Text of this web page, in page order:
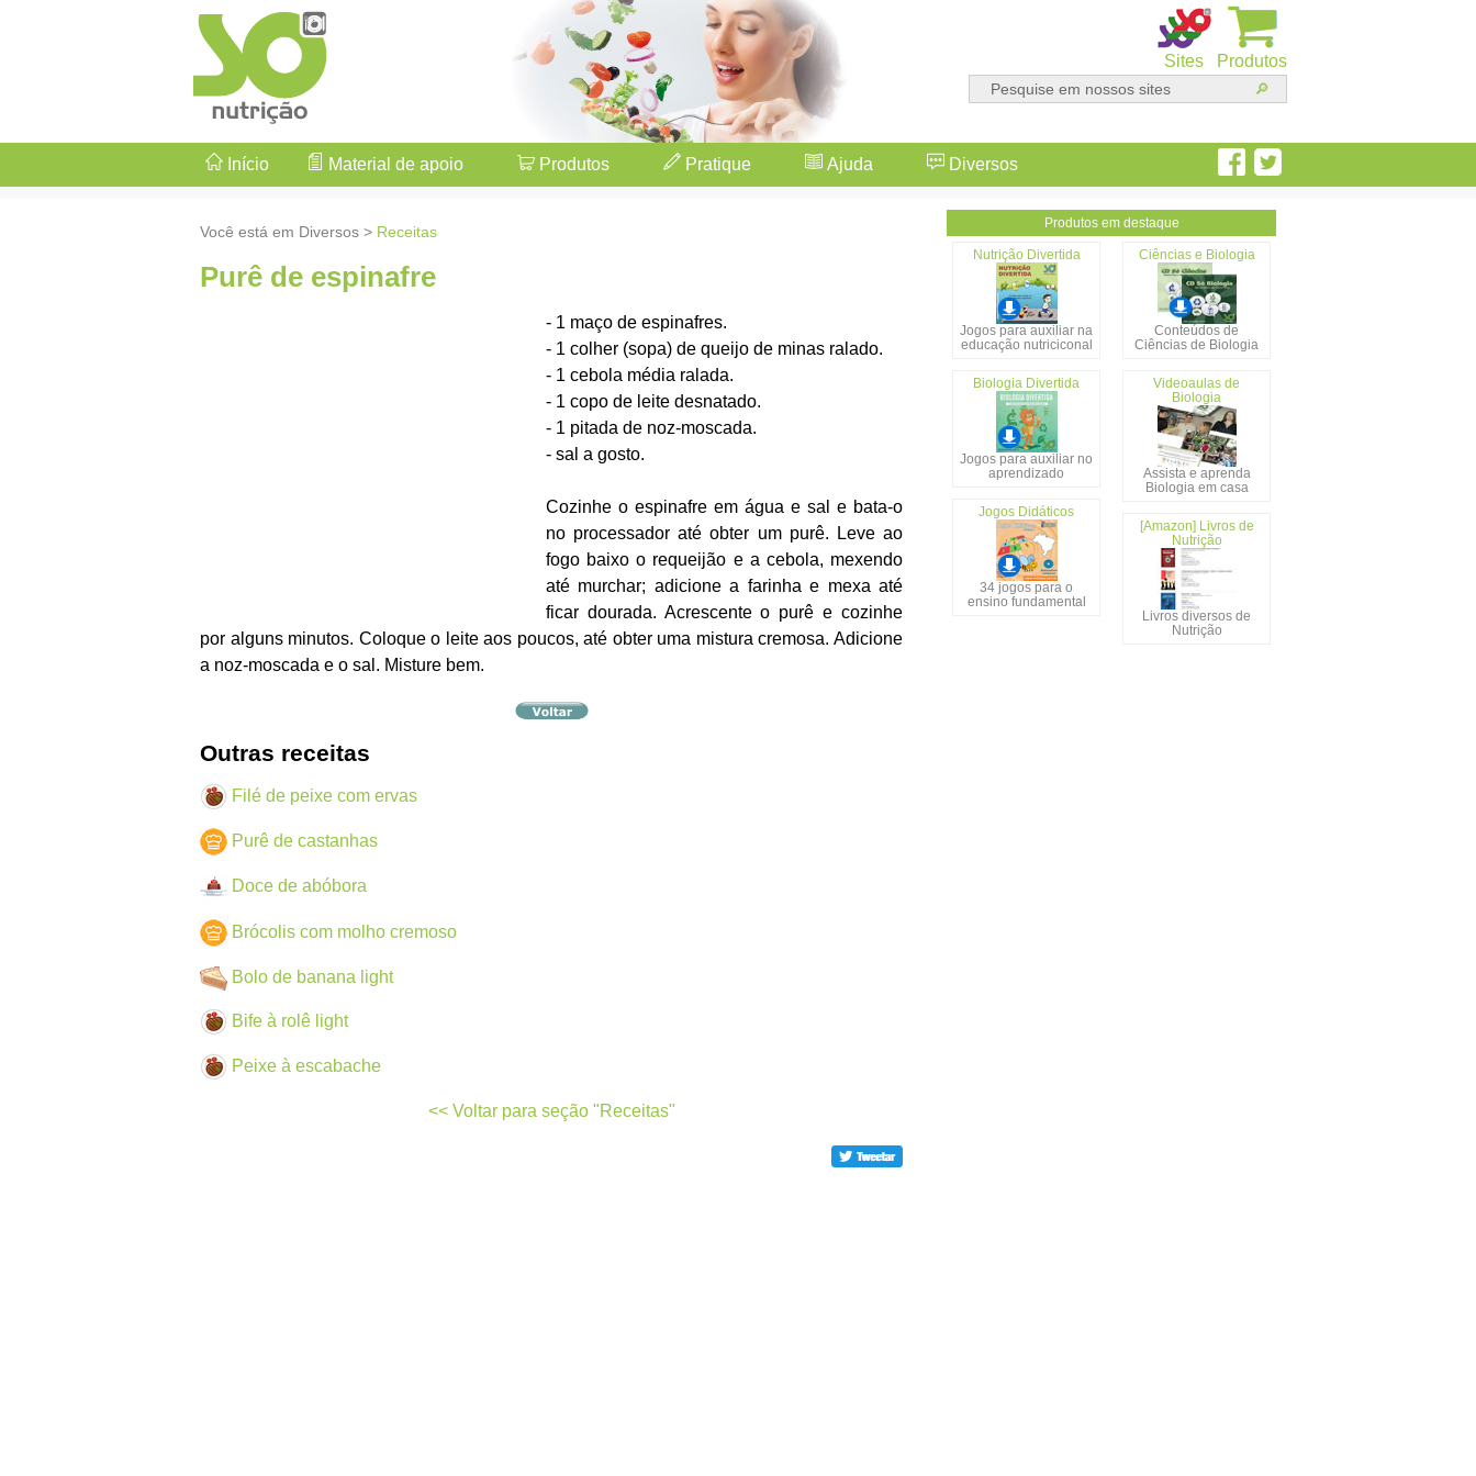
Produtos
Sites
Início Material de apoio Produtos Pratique Ajuda Diversos
Você está em Diversos > Receitas
Purê de espinafre
- 1 maço de espinafres.
- 1 colher (sopa) de queijo de minas ralado.
- 1 cebola média ralada.
- 1 copo de leite desnatado.
- 1 pitada de noz-moscada.
- sal a gosto.
Cozinhe o espinafre em água e sal e bata-o
no processador até obter um purê. Leve ao
fogo baixo o requeijão e a cebola, mexendo
até murchar; adicione a farinha e mexa até
ficar dourada. Acrescente o purê e cozinhe
por alguns minutos. Coloque o leite aos poucos, até obter uma mistura cremosa. Adicione
a noz-moscada e o sal. Misture bem.
Outras receitas
Filé de peixe com ervas
Purê de castanhas
Doce de abóbora
Brócolis com molho cremoso
Bolo de banana light
Bife à rolê light
Peixe à escabache
<< Voltar para seção "Receitas"
Produtos em destaque
Nutrição Divertida
Jogos para auxiliar na
educação nutriciconal
Ciências e Biologia
Conteúdos de
Ciências de Biologia
Biologia Divertida
Jogos para auxiliar no
aprendizado
Videoaulas de
Biologia
Assista e aprenda
Biologia em casa
Jogos Didáticos
34 jogos para o
ensino fundamental
[Amazon] Livros de
Nutrição
Livros diversos de
Nutrição